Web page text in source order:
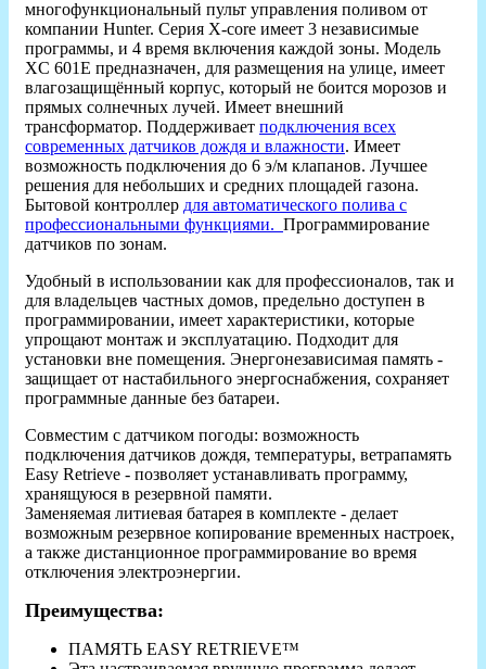
многофункциональный пульт управления поливом от
компании Hunter. Серия X-core имеет 3 независимые
программы, и 4 время включения каждой зоны. Модель
XC 601E предназначен, для размещения на улице, имеет
влагозащищённый корпус, который не боится морозов и
прямых солнечных лучей. Имеет внешний
трансформатор. Поддерживает подключения всех
современных датчиков дождя и влажности. Имеет
возможность подключения до 6 э/м клапанов. Лучшее
решения для небольших и средних площадей газона.
Бытовой контроллер для автоматического полива с
профессиональными функциями. Программирование
датчиков по зонам.
Удобный в использовании как для профессионалов, так и
для владельцев частных домов, предельно доступен в
программировании, имеет характеристики, которые
упрощают монтаж и эксплуатацию. Подходит для
установки вне помещения. Энергонезависимая память -
защищает от настабильного энергоснабжения, сохраняет
программные данные без батареи.
Совместим с датчиком погоды: возможность
подключения датчиков дождя, температуры, ветрапамять
Easy Retrieve - позволяет устанавливать программу,
хранящуюся в резервной памяти.
Заменяемая литиевая батарея в комплекте - делает
возможным резервное копирование временных настроек,
а также дистанционное программирование во время
отключения электроэнергии.
Преимущества:
ПАМЯТЬ EASY RETRIEVE™